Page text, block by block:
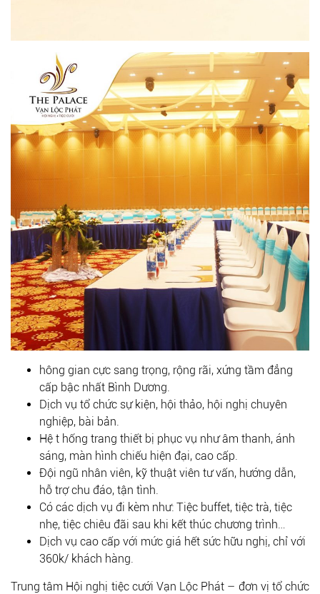
hông gian cực sang trọng, rộng rãi, xứng tầm đẳng
cấp bậc nhất Bình Dương.
Dịch vụ tổ chức sự kiện, hội thảo, hội nghị chuyên
nghiệp, bài bản.
Hệ t hống trang thiết bị phục vụ như âm thanh, ánh
sáng, màn hình chiếu hiện đại, cao cấp.
Đội ngũ nhân viên, kỹ thuật viên tư vấn, hướng dẫn,
hỗ trợ chu đáo, tận tình.
Có các dịch vụ đi kèm như: Tiệc buffet, tiệc trà, tiệc
nhẹ, tiệc chiêu đãi sau khi kết thúc chương trình…
Dịch vụ cao cấp với mức giá hết sức hữu nghị, chỉ với
360k/ khách hàng.
Trung tâm Hội nghị tiệc cưới Vạn Lộc Phát – đơn vị tổ chức